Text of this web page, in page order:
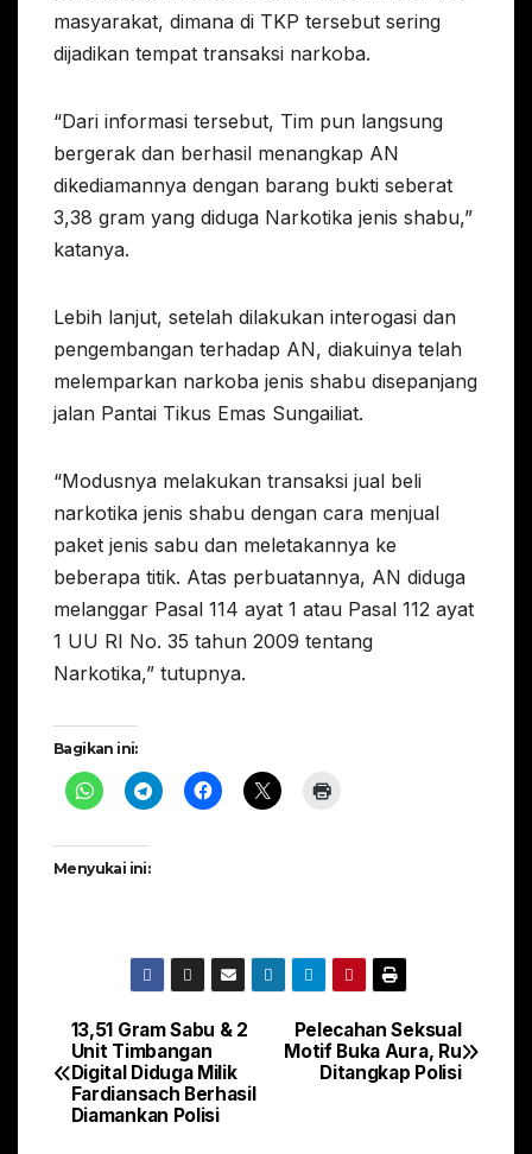
masyarakat, dimana di TKP tersebut sering
dijadikan tempat transaksi narkoba.
“Dari informasi tersebut, Tim pun langsung
bergerak dan berhasil menangkap AN
dikediamannya dengan barang bukti seberat
3,38 gram yang diduga Narkotika jenis shabu,”
katanya.
Lebih lanjut, setelah dilakukan interogasi dan
pengembangan terhadap AN, diakuinya telah
melemparkan narkoba jenis shabu disepanjang
jalan Pantai Tikus Emas Sungailiat.
“Modusnya melakukan transaksi jual beli
narkotika jenis shabu dengan cara menjual
paket jenis sabu dan meletakannya ke
beberapa titik. Atas perbuatannya, AN diduga
melanggar Pasal 114 ayat 1 atau Pasal 112 ayat
1 UU RI No. 35 tahun 2009 tentang
Narkotika,” tutupnya.
Bagikan ini:
Menyukai ini:
Navigasi
pos
Pelecahan Seksual
Motif Buka Aura, Ru
Ditangkap Polisi
13,51 Gram Sabu & 2
Unit Timbangan
Digital Diduga Milik
Fardiansach Berhasil
Diamankan Polisi